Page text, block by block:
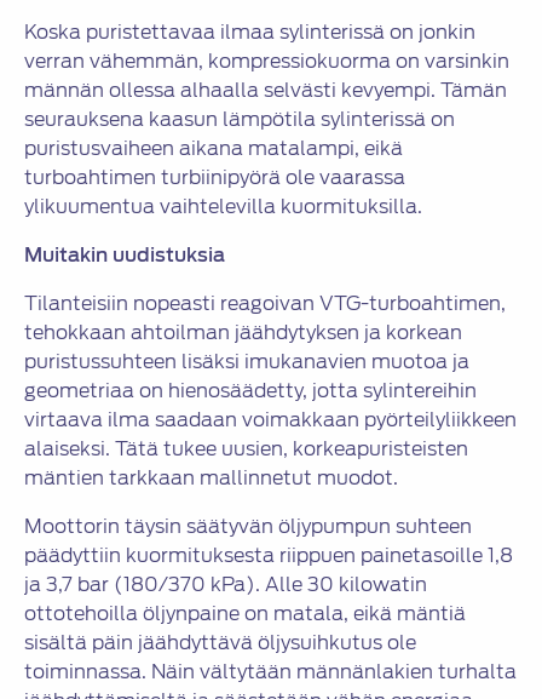
Koska puristettavaa ilmaa sylinterissä on jonkin
verran vähemmän, kompressiokuorma on varsinkin
männän ollessa alhaalla selvästi kevyempi. Tämän
seurauksena kaasun lämpötila sylinterissä on
puristusvaiheen aikana matalampi, eikä
turboahtimen turbiinipyörä ole vaarassa
ylikuumentua vaihtelevilla kuormituksilla.
Muitakin uudistuksia
Tilanteisiin nopeasti reagoivan VTG-turboahtimen,
tehokkaan ahtoilman jäähdytyksen ja korkean
puristussuhteen lisäksi imukanavien muotoa ja
geometriaa on hienosäädetty, jotta sylintereihin
virtaava ilma saadaan voimakkaan pyörteilyliikkeen
alaiseksi. Tätä tukee uusien, korkeapuristeisten
mäntien tarkkaan mallinnetut muodot.
Moottorin täysin säätyvän öljypumpun suhteen
päädyttiin kuormituksesta riippuen painetasoille 1,8
ja 3,7 bar (180/370 kPa). Alle 30 kilowatin
ottotehoilla öljynpaine on matala, eikä mäntiä
sisältä päin jäähdyttävä öljysuihkutus ole
toiminnassa. Näin vältytään männänlakien turhalta